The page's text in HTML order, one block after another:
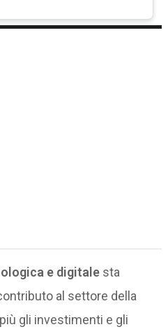
e digitale sta
al settore della
gli investimenti e gli